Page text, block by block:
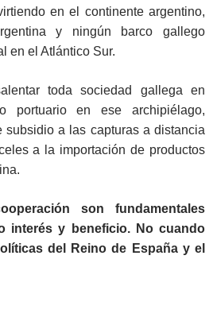
en el continente argentino,
y ningún barco gallego
en el Atlántico Sur.
toda sociedad gallega en
portuario en ese archipiélago,
subsidio a las capturas a distancia
a la importación de productos
son fundamentales
interés y beneficio. No cuando
del Reino de España y el